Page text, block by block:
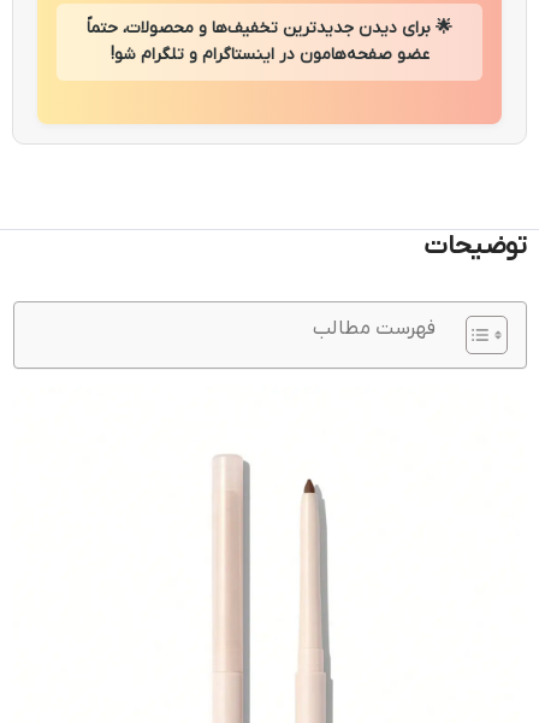
🌟 برای دیدن جدیدترین تخفیف‌ها و محصولات، حتماً
عضو صفحه‌هامون در اینستاگرام و تلگرام شو!
توضیحات
فهرست مطالب